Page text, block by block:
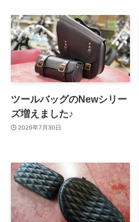
ツールバッグのNewシリー
ズ増えました♪
2026年7月30日